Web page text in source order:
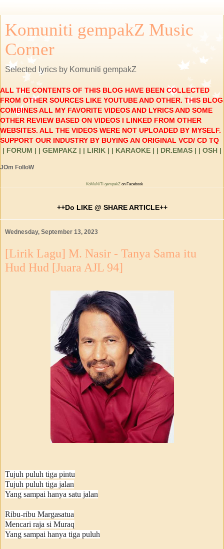
Komuniti gempakZ Music
Corner
Selected lyrics by Komuniti gempakZ
ALL THE CONTENTS OF THIS BLOG HAVE BEEN COLLECTED
FROM OTHER SOURCES LIKE YOUTUBE AND OTHER. THIS BLOG
COMBINES ALL MY FAVORITE VIDEOS AND LYRICS AND SOME
OTHER REVIEW BASED ON VIDEOS I LINKED FROM OTHER
WEBSITES. ALL THE VIDEOS WERE NOT UPLOADED BY MYSELF.
SUPPORT OUR INDUSTRY BY BUYING AN ORIGINAL VCD/ CD TQ
| FORUM | | GEMPAKZ | | LIRIK | | KARAOKE | | DR.EMAS | | OSH |
JOm FolloW
KoMuNiTi gempakZ on Facebook
++Do LIKE @ SHARE ARTICLE++
Wednesday, September 13, 2023
[Lirik Lagu] M. Nasir - Tanya Sama itu
Hud Hud [Juara AJL 94]
Tujuh puluh tiga pintu
Tujuh puluh tiga jalan
Yang sampai hanya satu jalan
Ribu-ribu Margasatua
Mencari raja si Muraq
Yang sampai hanya tiga puluh